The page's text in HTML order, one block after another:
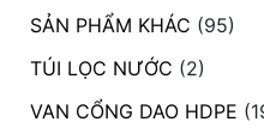
SẢN PHẨM KHÁC (95)
TÚI LỌC NƯỚC (2)
VAN CỔNG DAO HDPE